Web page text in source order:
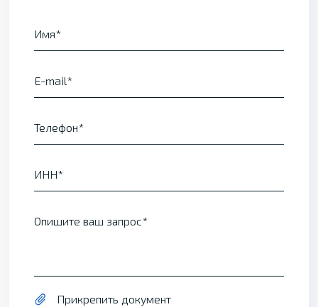
Имя
E-mail
Телефон
ИНН
Опишите ваш запрос
Прикрепить документ